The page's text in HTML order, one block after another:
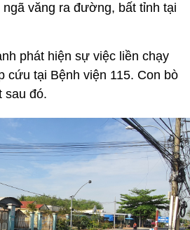
văng ra đường, bất tỉnh tại
phát hiện sự việc liền chạy
cứu tại Bệnh viện 115. Con bò
sau đó.